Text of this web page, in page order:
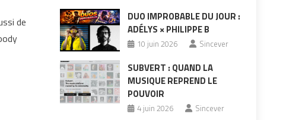
de
DUO IMPROBABLE DU JOUR :
ADÉLYS × PHILIPPE B
10 juin 2026 Sincever
SUBVERT : QUAND LA
MUSIQUE REPREND LE
POUVOIR
4 juin 2026 Sincever